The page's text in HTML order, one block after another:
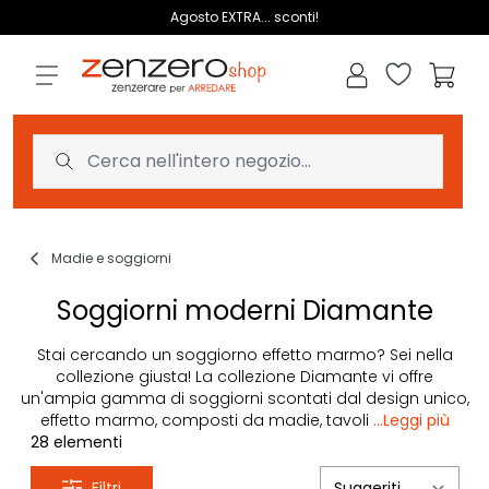
Agosto EXTRA... sconti!
Lista dei
Madie e soggiorni
Soggiorni moderni Diamante
Stai cercando un soggiorno effetto marmo? Sei nella
collezione giusta! La collezione Diamante vi offre
un'ampia gamma di soggiorni scontati dal design unico,
effetto marmo, composti da madie, tavoli ...Leggi più
28 elementi